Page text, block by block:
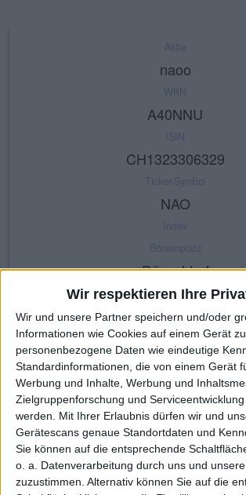
Wir respektieren Ihre
Wir und unsere Partner speichern und/oder
Informationen wie Cookies auf einem Gerät
personenbezogene Daten wie eindeutige
Standardinformationen, die von einem Gerät
Werbung und Inhalte, Werbung und
Zielgruppenforschung und
werden. Mit Ihrer Erlaubnis dürfen wir und
Gerätescans genaue Standortdaten und
Sie können auf die entsprechende
o. a. Datenverarbeitung durch uns und
zuzustimmen. Alternativ können Sie auf die
Aktie
naoo
WKN
A40NNU
ISIN
CH1323306329
Ticker-Symbol
NAO
Index
Börsenplatz
Düsseldorf
KAUF VERKAUF
Made with ❤ von BGFL
Stammdaten Nachrichten
Termine
Ergebnis je Aktie